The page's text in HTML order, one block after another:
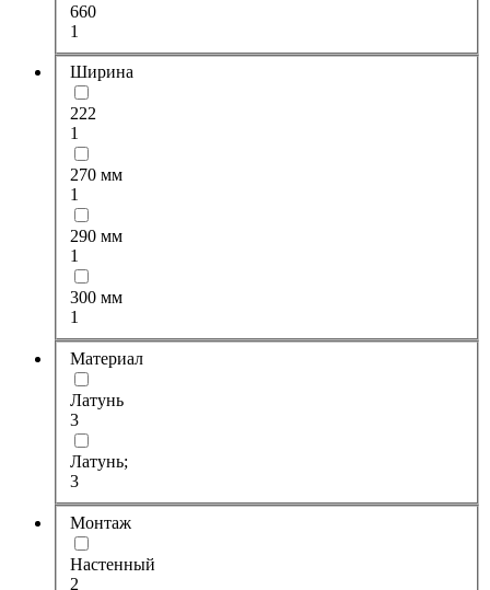
660
1
Ширина
222
1
270 мм
1
290 мм
1
300 мм
1
Материал
Латунь
3
Латунь;
3
Монтаж
Настенный
2